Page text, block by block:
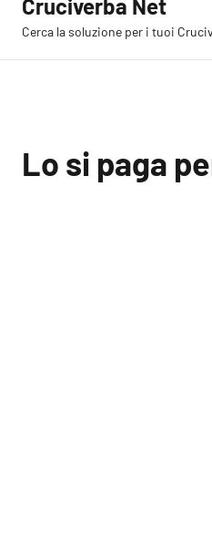
contenuto
Cruciverba Net
Cerca la soluzione per i tuoi
Lo si paga